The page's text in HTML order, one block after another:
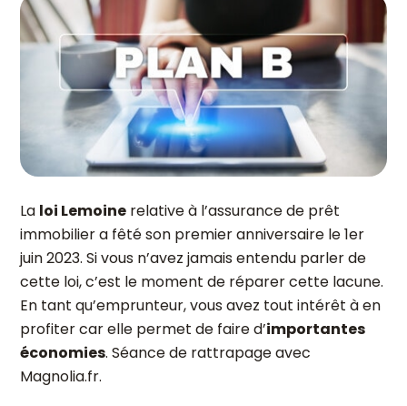
La loi Lemoine relative à l’assurance de prêt
immobilier a fêté son premier anniversaire le 1er
juin 2023. Si vous n’avez jamais entendu parler de
cette loi, c’est le moment de réparer cette lacune.
En tant qu’emprunteur, vous avez tout intérêt à en
profiter car elle permet de faire d’importantes
économies. Séance de rattrapage avec
Magnolia.fr.